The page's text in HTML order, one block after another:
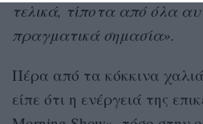
τελικά, τίποτα από όλα
πραγματικά σημασία».
Πέρα από τα κόκκινα
είπε ότι η ενέργειά της